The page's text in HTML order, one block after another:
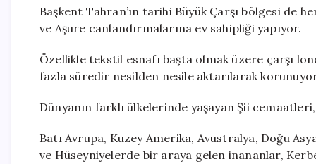
Başkent Tahran’ın tarihi Büyük Çarşı bölgesi de
ve Aşure canlandırmalarına ev sahipliği yapıyor.
Özellikle tekstil esnafı başta olmak üzere çarşı
fazla süredir nesilden nesile aktarılarak
Dünyanın farklı ülkelerinde yaşayan Şii
Batı Avrupa, Kuzey Amerika, Avustralya, Doğu
ve Hüseyniyelerde bir araya gelen inananlar,